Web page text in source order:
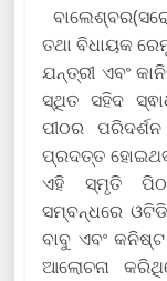
ତଥା ବିଧାୟକ
ଯନ୍ତ୍ରୀ ଏବଂ
ସ୍ଥିତ ସହିଦ
ପୀଠର
ପ୍ରଦତ୍ତ
ଏହି ସ୍ମୃତି
ସମ୍ବନ୍ଧରେ
ବାବୁ ଏବଂ
ଆଲୋଚନା